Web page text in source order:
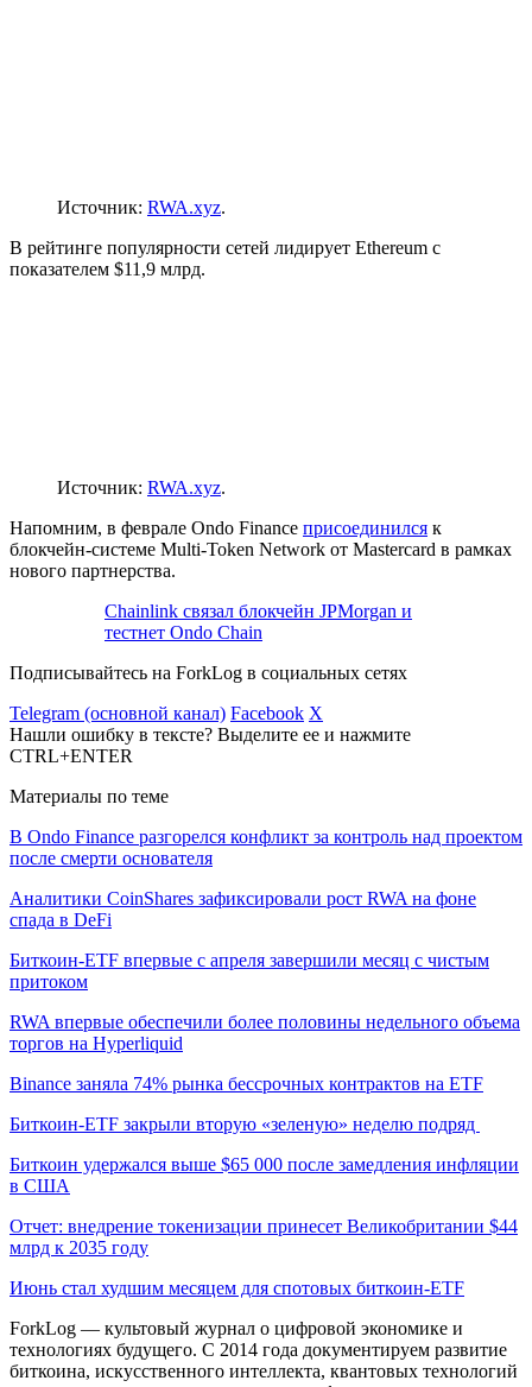
Источник: RWA.xyz.
В рейтинге популярности сетей лидирует Ethereum с
показателем $11,9 млрд.
Источник: RWA.xyz.
Напомним, в феврале Ondo Finance присоединился к
блокчейн-системе Multi-Token Network от Mastercard в рамках
нового партнерства.
Chainlink связал блокчейн JPMorgan и
тестнет Ondo Chain
Подписывайтесь на ForkLog в социальных сетях
Telegram (основной канал) Facebook X
Нашли ошибку в тексте? Выделите ее и нажмите
CTRL+ENTER
Материалы по теме
В Ondo Finance разгорелся конфликт за контроль над проектом
после смерти основателя
Аналитики CoinShares зафиксировали рост RWA на фоне
спада в DeFi
Биткоин-ETF впервые с апреля завершили месяц с чистым
притоком
RWA впервые обеспечили более половины недельного объема
торгов на Hyperliquid
Binance заняла 74% рынка бессрочных контрактов на ETF
Биткоин-ETF закрыли вторую «зеленую» неделю подряд
Биткоин удержался выше $65 000 после замедления инфляции
в США
Отчет: внедрение токенизации принесет Великобритании $44
млрд к 2035 году
Июнь стал худшим месяцем для спотовых биткоин-ETF
ForkLog — культовый журнал о цифровой экономике и
технологиях будущего. С 2014 года документируем развитие
биткоина, искусственного интеллекта, квантовых технологий